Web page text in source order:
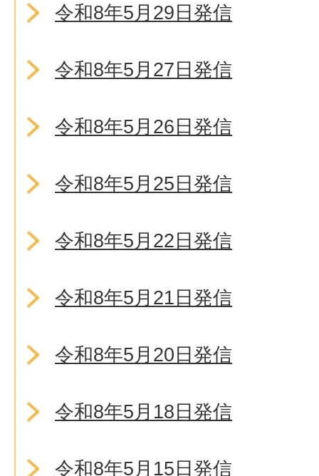
令和8年5月29日発信
令和8年5月27日発信
令和8年5月26日発信
令和8年5月25日発信
令和8年5月22日発信
令和8年5月21日発信
令和8年5月20日発信
令和8年5月18日発信
令和8年5月15日発信